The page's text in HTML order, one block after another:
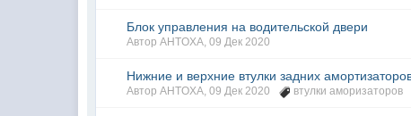
Блок управления на водительской двери
АвторAHTOXA,09 Дек 2020
Нижние и верхние втулки задних
АвторAHTOXA,09 Дек 2020 втулки аморизаторов